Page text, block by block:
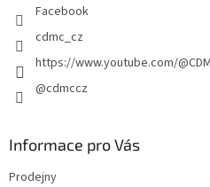
Facebook
cdmc_cz
https://www.youtube.com/
@cdmccz
Informace pro Vás
Prodejny